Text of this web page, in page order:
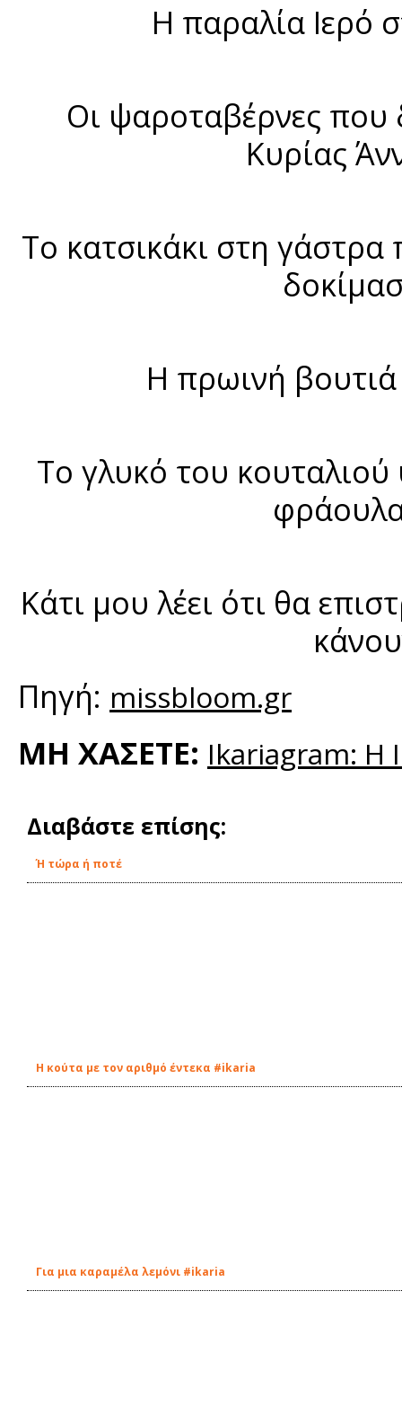
H παραλία Ιερό
Οι ψαροταβέρνες που
Κυρίας
To κατσικάκι στη
H πρωινή
Το γλυκό του
Κάτι μου λέει ότι θα
Πηγή: missbloom.gr
ΜΗ ΧΑΣΕΤΕ: Ikariagram: Η
Διαβάστε επίσης:
Ή τώρα ή ποτέ
Η κούτα με τον αριθμό έντεκα #ikaria
Για μια καραμέλα λεμόνι #ikaria